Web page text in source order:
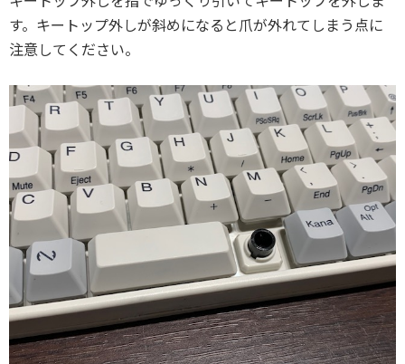
す。キートップ外しが斜めになると爪が外れてしまう点に
注意してください。